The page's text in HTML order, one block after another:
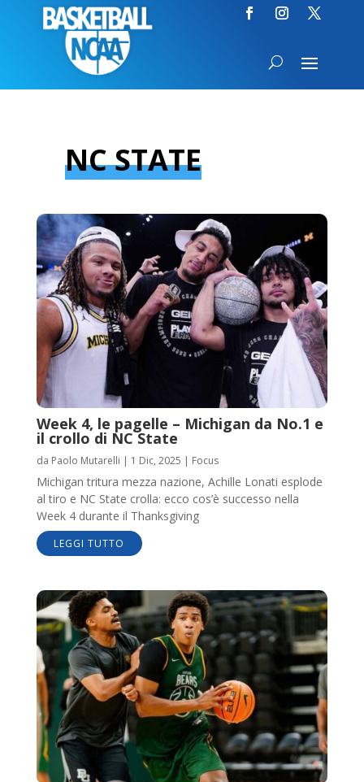
NC STATE
Week 4, le pagelle – Michigan da No.1 e
il crollo di NC State
da Paolo Mutarelli | 1 Dic, 2025 | Focus
Michigan tritura mezza nazione, Achille Lonati esplode
al tiro e NC State crolla: ecco cos’è successo nella
Week 4 durante il Thanksgiving
LEGGI TUTTO